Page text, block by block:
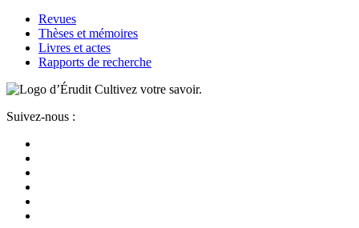
Revues
Thèses et mémoires
Livres et actes
Rapports de recherche
Cultivez votre savoir.
Suivez-nous :